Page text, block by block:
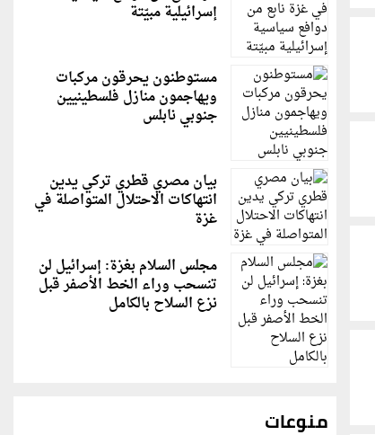
إسرائيلية مبيّتة
مستوطنون يحرقون مركبات
ويهاجمون منازل فلسطينيين
جنوبي نابلس
بيان مصري قطري تركي يدين
انتهاكات الاحتلال المتواصلة في
غزة
مجلس السلام بغزة: إسرائيل لن
تنسحب وراء الخط الأصفر قبل
نزع السلاح بالكامل
منوعات